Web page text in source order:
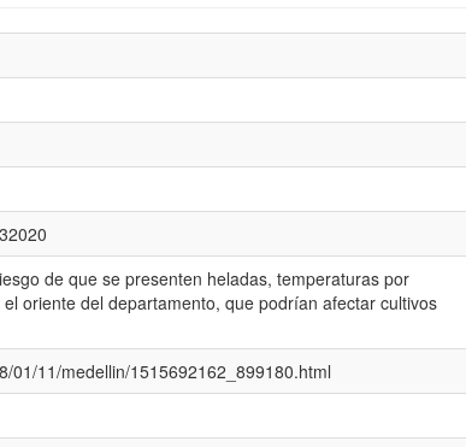
de que se presenten heladas, temperaturas por
oriente del departamento, que podrían afectar cultivos
01/11/medellin/1515692162_899180.html